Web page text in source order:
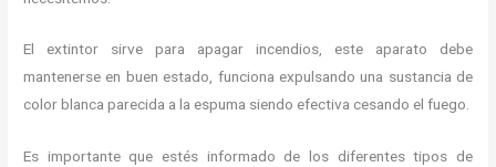
El extintor sirve para apagar incendios, este aparato debe
mantenerse en buen estado, funciona expulsando una sustancia de
color blanca parecida a la espuma siendo efectiva cesando el fuego.
Es importante que estés informado de los diferentes tipos de